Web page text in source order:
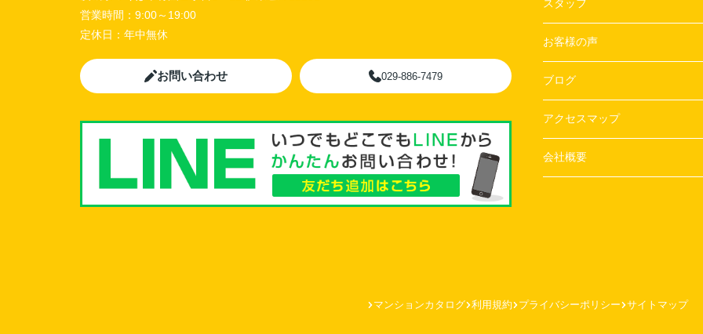
営業時間： 9:00～19:00
定休日： 年中無休
お問い合わせ 029-886-7479
スタッフ
お客様の声
ブログ
アクセスマップ
会社概要
マンションカタログ 利用規約 プライバシーポリシー サイトマップ